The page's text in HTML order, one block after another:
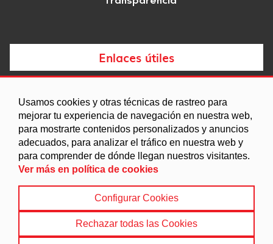
Usamos cookies y otras técnicas de rastreo para
mejorar tu experiencia de navegación en nuestra web,
para mostrarte contenidos personalizados y anuncios
adecuados, para analizar el tráfico en nuestra web y
para comprender de dónde llegan nuestros visitantes.
Ver más en política de cookies
Configurar Cookies
Rechazar todas las Cookies
Enlaces útiles
Agenda
Ordenanzas
Entidades y asociaciones
© 2022 Ayuntamiento de Busquístar
Política de Cookies